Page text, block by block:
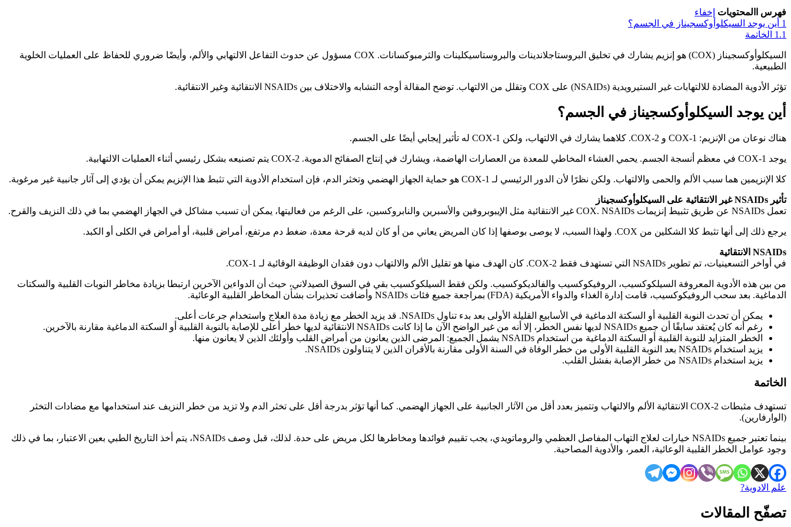
فهرس االمحتويات إخفاء
1 أين يوجد السيكلوأوكسجيناز في الجسم؟
1.1 الخاتمة
السيكلوأوكسجيناز (COX) هو إنزيم يشارك في تخليق البروستاجلاندينات والبروستاسيكلينات والثرمبوكسانات. COX مسؤول عن حدوث التفاعل الالتهابي والألم، وأيضًا ضروري للحفاظ على العمليات الخلوية
الطبيعية.
تؤثر الأدوية المضادة للالتهابات غير الستيرويدية (NSAIDs) على COX وتقلل من الالتهاب. توضح المقالة أوجه التشابه والاختلاف بين NSAIDs الانتقائية وغير الانتقائية.
أين يوجد السيكلوأوكسجيناز في الجسم؟
هناك نوعان من الإنزيم: COX-1 و COX-2. كلاهما يشارك في الالتهاب، ولكن COX-1 له تأثير إيجابي أيضًا على الجسم.
يوجد COX-1 في معظم أنسجة الجسم. يحمي الغشاء المخاطي للمعدة من العصارات الهاضمة، ويشارك في إنتاج الصفائح الدموية. COX-2 يتم تصنيعه بشكل رئيسي أثناء العمليات الالتهابية.
كلا الإنزيمين هما سبب الألم والحمى والالتهاب. ولكن نظرًا لأن الدور الرئيسي لـ COX-1 هو حماية الجهاز الهضمي وتخثر الدم، فإن استخدام الأدوية التي تثبط هذا الإنزيم يمكن أن يؤدي إلى آثار جانبية غير مرغوبة.
تأثير NSAIDs غير الانتقائية على السيكلوأوكسجيناز
تعمل NSAIDs عن طريق تثبيط إنزيمات COX. NSAIDs غير الانتقائية مثل الإيبوبروفين والأسبرين والنابروكسين، على الرغم من فعاليتها، يمكن أن تسبب مشاكل في الجهاز الهضمي بما في ذلك النزيف والقرح.
يرجع ذلك إلى أنها تثبط كلا الشكلين من COX. ولهذا السبب، لا يوصى بوصفها إذا كان المريض يعاني من أو كان لديه قرحة معدة، ضغط دم مرتفع، أمراض قلبية، أو أمراض في الكلى أو الكبد.
NSAIDs الانتقائية
في أواخر التسعينيات، تم تطوير NSAIDs التي تستهدف فقط COX-2. كان الهدف منها هو تقليل الألم والالتهاب دون فقدان الوظيفة الوقائية لـ COX-1.
من بين هذه الأدوية المعروفة السيلكوكسيب، الروفيكوكسيب والفالديكوكسيب. ولكن فقط السيلكوكسيب بقي في السوق الصيدلاني، حيث أن الدواءين الآخرين ارتبطا بزيادة مخاطر النوبات القلبية والسكتات
الدماغية. بعد سحب الروفيكوكسيب، قامت إدارة الغذاء والدواء الأمريكية (FDA) بمراجعة جميع فئات NSAIDs وأضافت تحذيرات بشأن المخاطر القلبية الوعائية.
يمكن أن تحدث النوبة القلبية أو السكتة الدماغية في الأسابيع القليلة الأولى بعد بدء تناول NSAIDs. قد يزيد الخطر مع زيادة مدة العلاج واستخدام جرعات أعلى.
رغم أنه كان يُعتقد سابقًا أن جميع NSAIDs لديها نفس الخطر، إلا أنه من غير الواضح الآن ما إذا كانت NSAIDs الانتقائية لديها خطر أعلى للإصابة بالنوبة القلبية أو السكتة الدماغية مقارنة بالآخرين.
الخطر المتزايد للنوبة القلبية أو السكتة الدماغية من استخدام NSAIDs يشمل الجميع: المرضى الذين يعانون من أمراض القلب وأولئك الذين لا يعانون منها.
يزيد استخدام NSAIDs بعد النوبة القلبية الأولى من خطر الوفاة في السنة الأولى مقارنة بالأقران الذين لا يتناولون NSAIDs.
يزيد استخدام NSAIDs من خطر الإصابة بفشل القلب.
الخاتمة
تستهدف مثبطات COX-2 الانتقائية الألم والالتهاب وتتميز بعدد أقل من الآثار الجانبية على الجهاز الهضمي. كما أنها تؤثر بدرجة أقل على تخثر الدم ولا تزيد من خطر النزيف عند استخدامها مع مضادات التخثر
(الوارفارين).
بينما تعتبر جميع NSAIDs خيارات لعلاج التهاب المفاصل العظمي والروماتويدي، يجب تقييم فوائدها ومخاطرها لكل مريض على حدة. لذلك، قبل وصف NSAIDs، يتم أخذ التاريخ الطبي بعين الاعتبار، بما في ذلك
وجود عوامل الخطر القلبية الوعائية، العمر، والأدوية المصاحبة.
علم الادوية?
تصفّح المقالات